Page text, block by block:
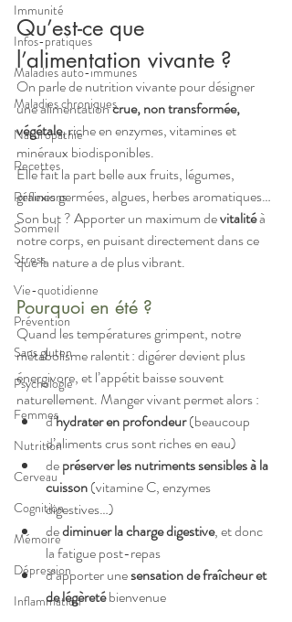
Immunité
Infos-pratiques
Maladies auto-immunes
Maladies chroniques
Naturopathie
Recettes
Réflexions
Sommeil
Stress
Vie-quotidienne
Prévention
Sans gluten
Psychologie
Femmes
Nutrition
Cerveau
Cognition
Mémoire
Dépression
Inflammation
Qu’est-ce que
l’alimentation vivante ?
On parle de nutrition vivante pour désigner
une alimentation crue, non transformée,
végétale, riche en enzymes, vitamines et
minéraux biodisponibles.
Elle fait la part belle aux fruits, légumes,
graines germées, algues, herbes aromatiques…
Son but ? Apporter un maximum de vitalité à
notre corps, en puisant directement dans ce
que la nature a de plus vibrant.
Pourquoi en été ?
Quand les températures grimpent, notre
métabolisme ralentit : digérer devient plus
énergivore, et l’appétit baisse souvent
naturellement. Manger vivant permet alors :
d’hydrater en profondeur (beaucoup
d’aliments crus sont riches en eau)
de préserver les nutriments sensibles à la
cuisson (vitamine C, enzymes
digestives…)
de diminuer la charge digestive, et donc
la fatigue post-repas
d’apporter une sensation de fraîcheur et
de légèreté bienvenue